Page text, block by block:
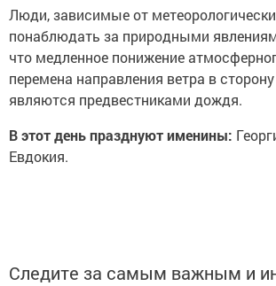
Люди, зависимые от
понаблюдать за природными
что медленное понижение
перемена направления ветра в
являются предвестниками дождя.
В этот день празднуют именины:
Евдокия.
Следите за самым важным и